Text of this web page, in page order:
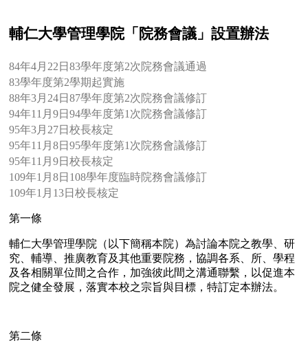
輔仁大學管理學院「院務會議」設置辦法
84年4月22日83學年度第2次院務會議通過
83學年度第2學期起實施
88年3月24日87學年度第2次院務會議修訂
94年11月9日94學年度第1次院務會議修訂
95年3月27日校長核定
95年11月8日95學年度第1次院務會議修訂
95年11月9日校長核定
109年1月8日108學年度臨時院務會議修訂
109年1月13日校長核定
第一條
輔仁大學管理學院（以下簡稱本院）為討論本院之教學、研
究、輔導、推廣教育及其他重要院務，協調各系、所、學程
及各相關單位間之合作，加強彼此間之溝通聯繫，以促進本
院之健全發展，落實本校之宗旨與目標，特訂定本辦法。
第二條